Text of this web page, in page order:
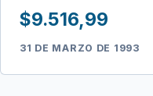
$9.516,99
31 DE MARZO DE 1993